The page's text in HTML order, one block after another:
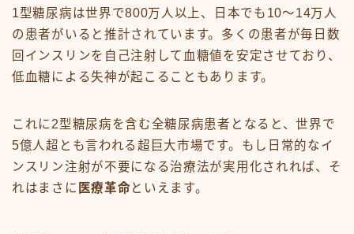
1型糖尿病は世界で800万人以上、日本でも10〜14万人
の患者がいると推計されています。多くの患者が毎日数
回インスリンを自己注射して血糖値を安定させており、
低血糖による失神が起こることもあります。
これに2型糖尿病を含む全糖尿病患者となると、世界で
5億人超とも言われる超巨大市場です。もし日常的なイ
ンスリン注射が不要になる治療法が実用化されれば、そ
れはまさに 医療革命といえます。